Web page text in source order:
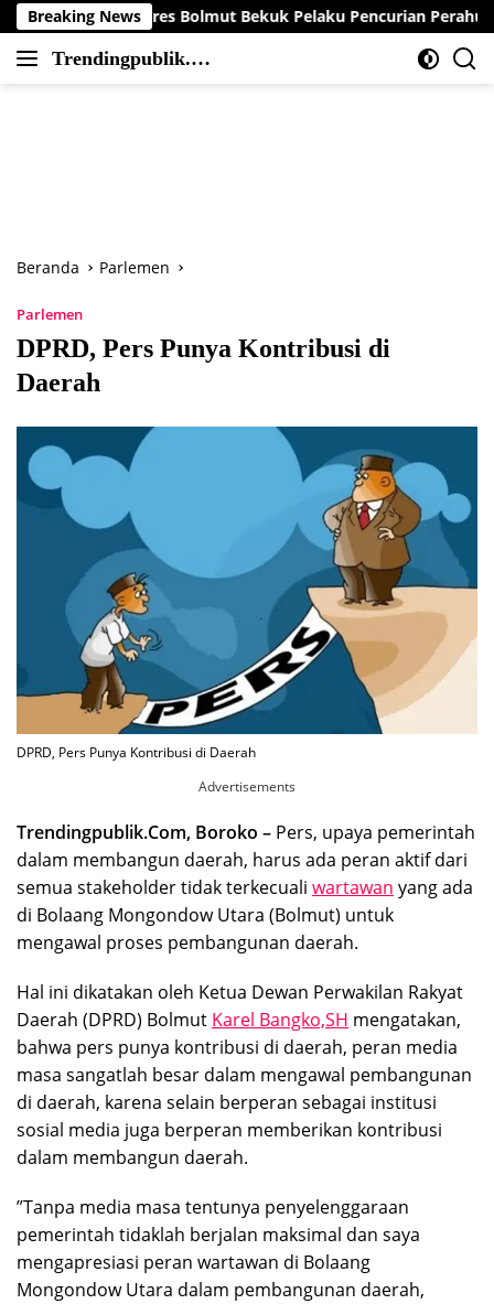
Langsung
ke
konten
Breaking News
Bolmut Bekuk Pelaku Pencurian Perahu di Daerah Buol
Trendingpublik.co
Berita
Beranda Parlemen
Parlemen
DPRD, Pers Punya Kontribusi di
Daerah
DPRD, Pers Punya Kontribusi di Daerah
Advertisements
Trendingpublik.Com, Boroko – Pers, upaya pemerintah
dalam membangun daerah, harus ada peran aktif dari
semua stakeholder tidak terkecuali wartawan yang ada
di Bolaang Mongondow Utara (Bolmut) untuk
mengawal proses pembangunan daerah.
Hal ini dikatakan oleh Ketua Dewan Perwakilan Rakyat
Daerah (DPRD) Bolmut Karel Bangko,SH mengatakan,
bahwa pers punya kontribusi di daerah, peran media
masa sangatlah besar dalam mengawal pembangunan
di daerah, karena selain berperan sebagai institusi
sosial media juga berperan memberikan kontribusi
dalam membangun daerah.
”Tanpa media masa tentunya penyelenggaraan
pemerintah tidaklah berjalan maksimal dan saya
mengapresiasi peran wartawan di Bolaang
Mongondow Utara dalam pembangunan daerah,